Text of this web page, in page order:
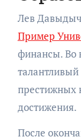
Лев
Пример
финансы. Во
талантливый
престижных
достижения.
После